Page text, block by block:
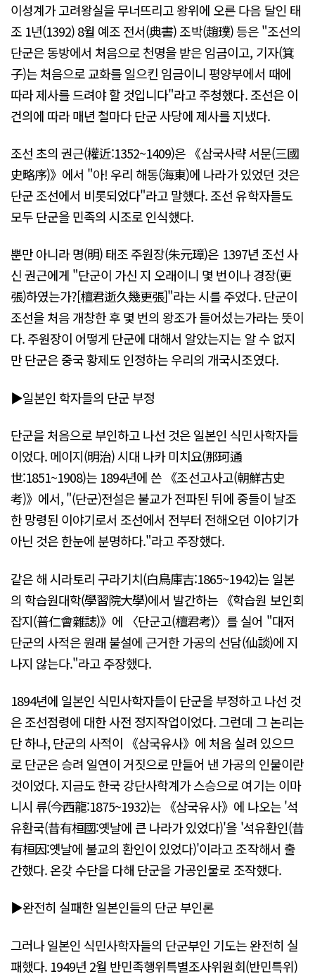
이성계가 고려왕실을 무너뜨리고 왕위에 오른 다음 달인 태
조 1년(1392) 8월 예조 전서(典書) 조박(趙璞) 등은 "조선의
단군은 동방에서 처음으로 천명을 받은 임금이고, 기자(箕
子)는 처음으로 교화를 일으킨 임금이니 평양부에서 때에
따라 제사를 드려야 할 것입니다"라고 주청했다. 조선은 이
건의에 따라 매년 철마다 단군 사당에 제사를 지냈다.
조선 초의 권근(權近:1352~1409)은 《삼국사략 서문(三國
史略序)》에서 "아! 우리 해동(海東)에 나라가 있었던 것은
단군 조선에서 비롯되었다"라고 말했다. 조선 유학자들도
모두 단군을 민족의 시조로 인식했다.
뿐만 아니라 명(明) 태조 주원장(朱元璋)은 1397년 조선 사
신 권근에게 "단군이 가신 지 오래이니 몇 번이나 경장(更
張)하였는가?[檀君逝久幾更張]"라는 시를 주었다. 단군이
조선을 처음 개창한 후 몇 번의 왕조가 들어섰는가라는 뜻이
다. 주원장이 어떻게 단군에 대해서 알았는지는 알 수 없지
만 단군은 중국 황제도 인정하는 우리의 개국시조였다.
▶일본인 학자들의 단군 부정
단군을 처음으로 부인하고 나선 것은 일본인 식민사학자들
이었다. 메이지(明治) 시대 나카 미치요(那珂通
世:1851~1908)는 1894년에 쓴 《조선고사고(朝鮮古史
考)》에서, "(단군)전설은 불교가 전파된 뒤에 중들이 날조
한 망령된 이야기로서 조선에서 전부터 전해오던 이야기가
아닌 것은 한눈에 분명하다."라고 주장했다.
같은 해 시라토리 구라기치(白鳥庫吉:1865~1942)는 일본
의 학습원대학(學習院大學)에서 발간하는 《학습원 보인회
잡지(普仁會雜誌)》에 〈단군고(檀君考)〉를 실어 "대저
단군의 사적은 원래 불설에 근거한 가공의 선담(仙談)에 지
나지 않는다."라고 주장했다.
1894년에 일본인 식민사학자들이 단군을 부정하고 나선 것
은 조선점령에 대한 사전 정지작업이었다. 그런데 그 논리는
단 하나, 단군의 사적이 《삼국유사》에 처음 실려 있으므
로 단군은 승려 일연이 거짓으로 만들어 낸 가공의 인물이란
것이었다. 지금도 한국 강단사학계가 스승으로 여기는 이마
니시 류(今西龍:1875~1932)는 《삼국유사》에 나오는 '석
유환국(昔有桓國:옛날에 큰 나라가 있었다)'을 '석유환인(昔
有桓因:옛날에 불교의 환인이 있었다)'이라고 조작해서 출
간했다. 온갖 수단을 다해 단군을 가공인물로 조작했다.
▶완전히 실패한 일본인들의 단군 부인론
그러나 일본인 식민사학자들의 단군부인 기도는 완전히 실
패했다. 1949년 2월 반민족행위특별조사위원회(반민특위)